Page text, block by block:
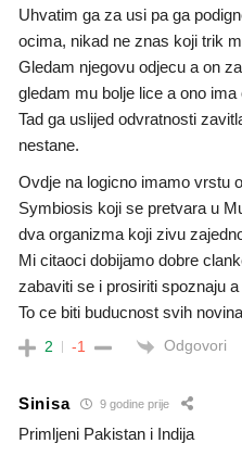
Uhvatim ga za usi pa ga
ocima, nikad ne znas koji trik
Gledam njegovu odjecu a on
gledam mu bolje lice a ono
Tad ga uslijed odvratnosti
nestane.
Ovdje na logicno imamo vrstu
Symbiosis koji se pretvara u
dva organizma koji zivu
Mi citaoci dobijamo dobre
zabaviti se i prosiriti spoznaju
To ce biti buducnost svih
2 -1 Odgovori
Sinisa 9 godine prije
Primljeni Pakistan i Indija